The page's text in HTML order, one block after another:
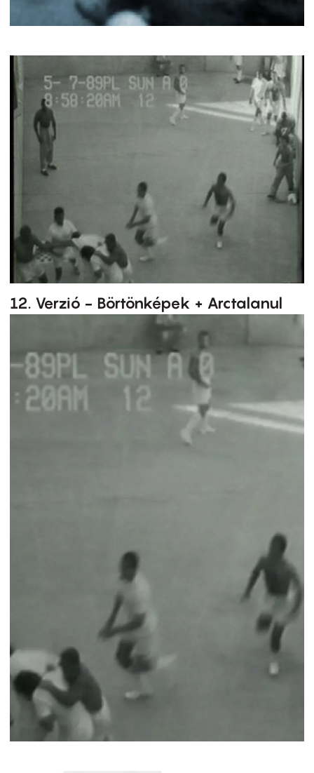
12. Verzió - Börtönképek + Arctalanul